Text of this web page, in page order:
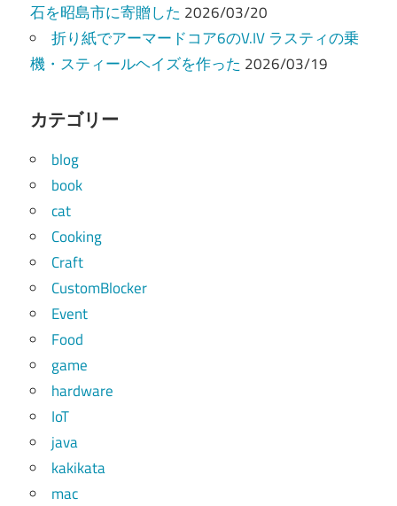
石を昭島市に寄贈した 2026/03/20
折り紙でアーマードコア6のV.IV ラスティの乗
機・スティールヘイズを作った 2026/03/19
カテゴリー
blog
book
cat
Cooking
Craft
CustomBlocker
Event
Food
game
hardware
IoT
java
kakikata
mac